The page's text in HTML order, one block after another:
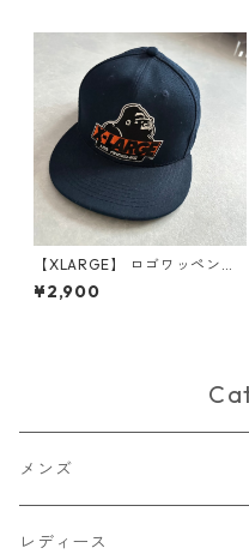
【XLARGE】 ロゴワッペンベ
ースボールキャップ 古着 メン
ズ レディース
¥2,900
メンズ
トップス
レディース